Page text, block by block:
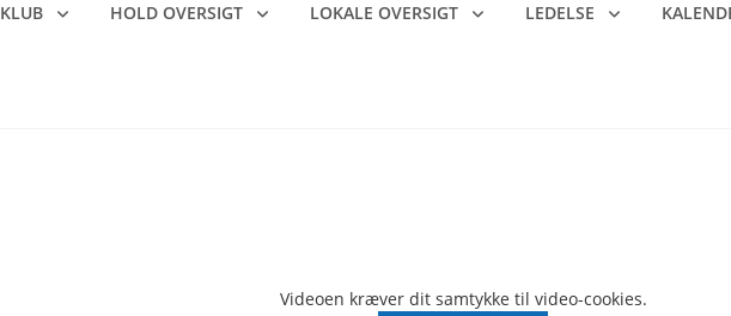
KLUB HOLD OVERSIGT LOKALE OVERSIGT LEDELSE
Videoen kræver dit samtykke til video-cookies.